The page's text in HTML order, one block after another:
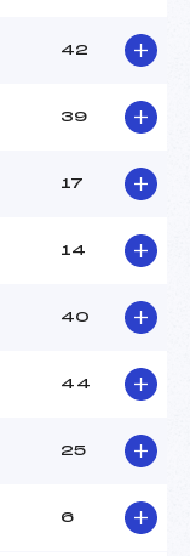
42
39
17
14
40
44
25
6